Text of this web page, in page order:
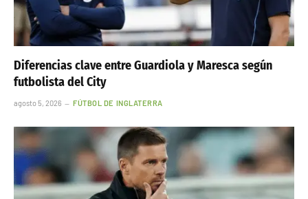
Diferencias clave entre Guardiola y Maresca según
futbolista del City
agosto 5, 2026 FÚTBOL DE INGLATERRA